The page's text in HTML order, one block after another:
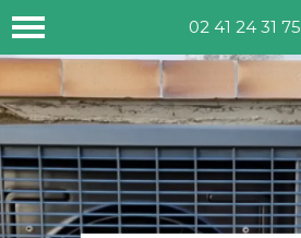
02 41 24 31 75